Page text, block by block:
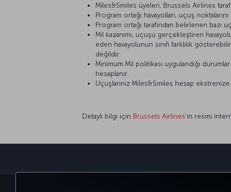
Miles&Smiles üyeleri, Brussels Airlines
Program ortağı havayolları, uçuş
Program ortağı tarafından belirlenen bazı
Mil kazanımı, uçuşu gerçekleştiren
eden havayolunun sınıfı farklılık
değildir.
Minimum Mil politikası uygulandığı durumlar
hesaplanır.
Uçuşlarınız Miles&Smiles hesap
Detaylı bilgi için Brussels Airlines’ın resmi